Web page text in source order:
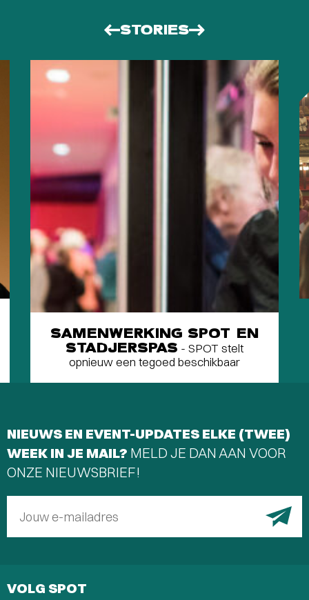
STORIES
SAMENWERKING SPOT EN
STADJERSPAS - SPOT stelt
opnieuw een tegoed beschikbaar
NIEUWS EN EVENT-UPDATES ELKE (TWEE)
WEEK IN JE MAIL? MELD JE DAN AAN VOOR
ONZE NIEUWSBRIEF!
Jouw e-mailadres
VOLG SPOT